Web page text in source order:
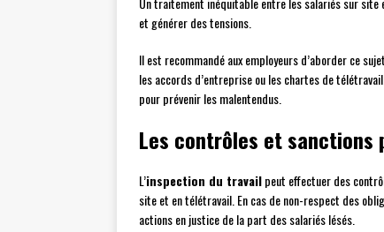
et générer des tensions.
Il est recommandé aux employeurs d’aborder ce
les accords d’entreprise ou les chartes de
pour prévenir les malentendus.
Les contrôles et sanctions
L’inspection du travailpeut effectuer des
site et en télétravail. En cas de non-respect des
actions en justice de la part des salariés lésés.